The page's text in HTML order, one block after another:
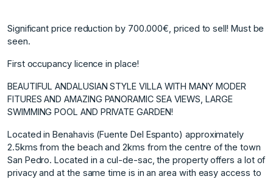
Significant price reduction by 700.000€, priced to sell! Must be
seen.
First occupancy licence in place!
BEAUTIFUL ANDALUSIAN STYLE VILLA WITH MANY MODER
FITURES AND AMAZING PANORAMIC SEA VIEWS, LARGE
SWIMMING POOL AND PRIVATE GARDEN!
Located in Benahavis (Fuente Del Espanto) approximately
2.5kms from the beach and 2kms from the centre of the town
San Pedro. Located in a cul-de-sac, the property offers a lot of
privacy and at the same time is in an area with easy access to